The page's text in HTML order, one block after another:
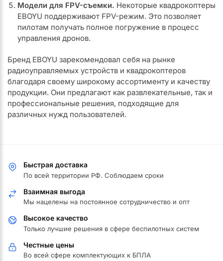
Модели для FPV-съемки. Некоторые квадрокоптеры
EBOYU поддерживают FPV-режим. Это позволяет
пилотам получать полное погружение в процесс
управления дронов.
Бренд EBOYU зарекомендовал себя на рынке
радиоуправляемых устройств и квадрокоптеров
благодаря своему широкому ассортименту и качеству
продукции. Они предлагают как развлекательные, так и
профессиональные решения, подходящие для
различных нужд пользователей.
Быстрая доставка
По всей территории РФ. Соблюдаем сроки
Взаимная выгода
Мы нацелены на постоянное сотрудничество и опт
Высокое качество
Только лучшие решения в сфере беспилотных систем
Честные цены
Во всей сфере комплектующих к БПЛА